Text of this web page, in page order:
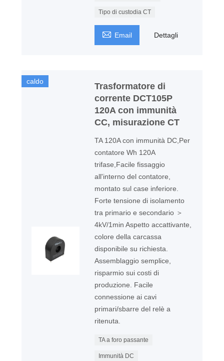
Tipo di custodia CT
 Email Dettagli
caldo
Trasformatore di
corrente DCT105P
120A con immunità
CC, misurazione CT
TA 120A con immunità DC,Per
contatore Wh 120A
trifase,Facile fissaggio
all'interno del contatore,
montato sul case inferiore.
Forte tensione di isolamento
tra primario e secondario ＞
4kV/1min Aspetto accattivante,
colore della carcassa
disponibile su richiesta.
Assemblaggio semplice,
risparmio sui costi di
produzione. Facile
connessione ai cavi
primari/sbarre del relè a
ritenuta.
TA a foro passante
Immunità DC